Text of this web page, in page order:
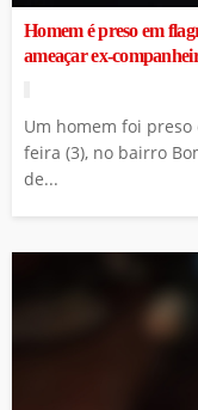
Homem é preso em
ameaçar ex-
Um homem foi
feira (3), no bairro
de...